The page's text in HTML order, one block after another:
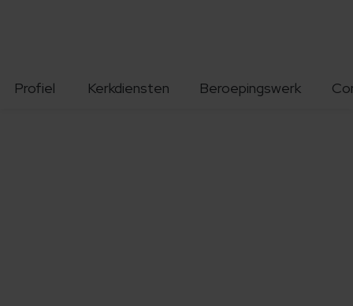
Profiel Kerkdiensten Beroepingswerk